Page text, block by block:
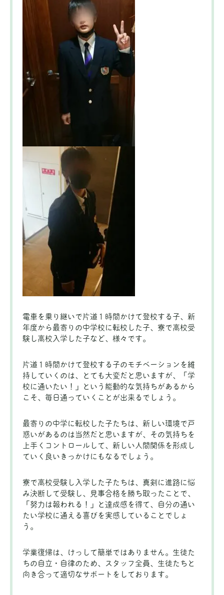
電車を乗り継いで片道１時間かけて登校する子、新
年度から最寄りの中学校に転校した子、寮で高校受
験し高校入学した子など、様々です。
片道１時間かけて登校する子のモチベーションを維
持していくのは、とても大変だと思いますが、「学
校に通いたい！」という能動的な気持ちがあるから
こそ、毎日通っていくことが出来るでしょう。
最寄りの中学に転校した子たちは、新しい環境で戸
惑いがあるのは当然だと思いますが、その気持ちを
上手くコントロールして、新しい人間関係を形成し
ていく良いきっかけにもなるでしょう。
寮で高校受験し入学した子たちは、真剣に進路に悩
み決断して受験し、見事合格を勝ち取ったことで、
「努力は報われる！」と達成感を得て、自分の通い
たい学校に通える喜びを実感していることでしょ
う。
学業復帰は、けっして簡単ではありません。生徒た
ちの自立・自律のため、スタッフ全員、生徒たちと
向き合って適切なサポートをしております。